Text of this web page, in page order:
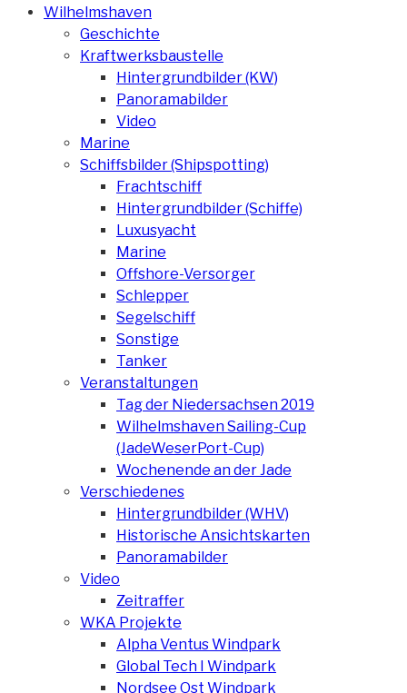
Wilhelmshaven
Geschichte
Kraftwerksbaustelle
Hintergrundbilder (KW)
Panoramabilder
Video
Marine
Schiffsbilder (Shipspotting)
Frachtschiff
Hintergrundbilder (Schiffe)
Luxusyacht
Marine
Offshore-Versorger
Schlepper
Segelschiff
Sonstige
Tanker
Veranstaltungen
Tag der Niedersachsen 2019
Wilhelmshaven Sailing-Cup
(JadeWeserPort-Cup)
Wochenende an der Jade
Verschiedenes
Hintergrundbilder (WHV)
Historische Ansichtskarten
Panoramabilder
Video
Zeitraffer
WKA Projekte
Alpha Ventus Windpark
Global Tech I Windpark
Nordsee Ost Windpark